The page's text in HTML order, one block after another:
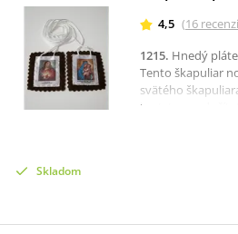
4,5 (16
1215. Hnedý
Tento škapuliar
svätého
bratstve sa
Skladom